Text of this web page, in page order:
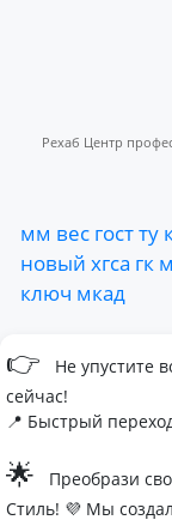
Рехаб Центр
мм вес гостту
новый хгса гк
ключ мкад
👉
Не упустите
сейчас!
📍 Быстрый
🌟
Преобрази
Стиль! 💜 Мы